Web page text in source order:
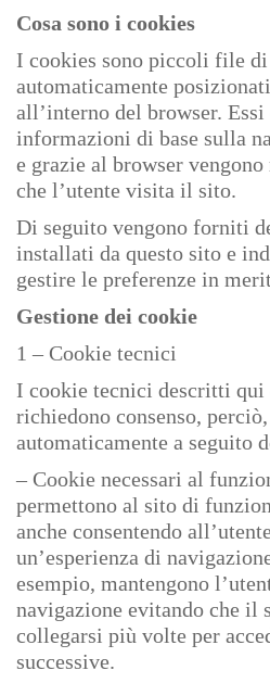
Cosa sono i cookies
I cookies sono piccoli file di
automaticamente
all’interno del browser. Essi
informazioni di base sulla
e grazie al browser
che l’utente visita il sito.
Di seguito vengono forniti
installati da questo sito e
gestire le preferenze in
Gestione dei cookie
1 – Cookie tecnici
I cookie tecnici descritti qui
richiedono consenso,
automaticamente a seguito
– Cookie necessari al
permettono al sito di
anche consentendo
un’esperienza di
esempio, mantengono
navigazione evitando che il
collegarsi più volte per
successive.